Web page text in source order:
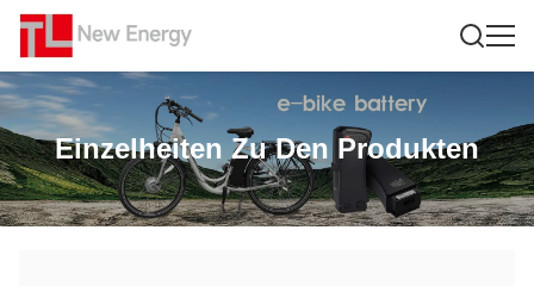
Einzelheiten Zu Den Produkten